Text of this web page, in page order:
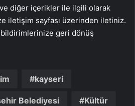
ve diğer içerikler ile ilgili olarak
iletişim sayfası üzerinden iletiniz.
geri dönüş
kayseri
Belediyesi Kültür